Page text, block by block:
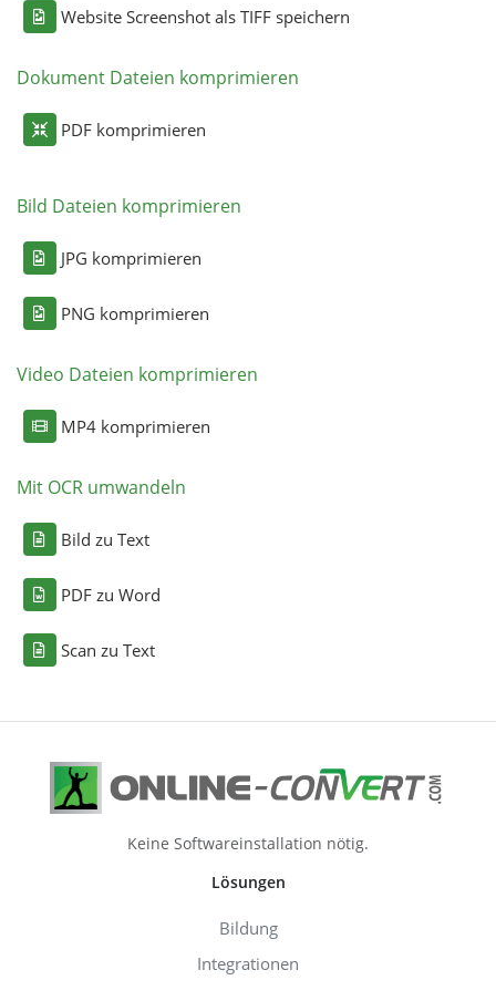
Website Screenshot als TIFF speichern
Dokument Dateien komprimieren
PDF komprimieren
Bild Dateien komprimieren
JPG komprimieren
PNG komprimieren
Video Dateien komprimieren
MP4 komprimieren
Mit OCR umwandeln
Bild zu Text
PDF zu Word
Scan zu Text
Keine Softwareinstallation nötig.
Lösungen
Bildung
Integrationen